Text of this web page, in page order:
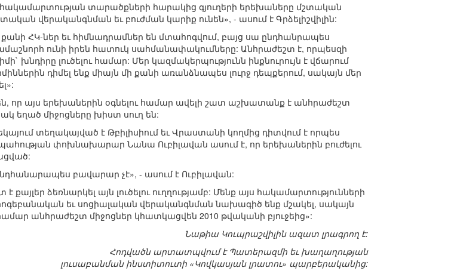
տարածքների հարակից գյուղերի երեխաները մշտական
վերականգնման եւ բուժման կարիք ունեն», - ասում է Գրձելիշվիլին:
ՀԿ-ներ եւ հիմնադրամներ են մտահոգվում, բայց սա ընդհանրապես
ունի իրեն հատուկ սահմանափակումները: Անհրաժեշտ է, որպեսզի
խնդիրը լուծելու համար: Մեր կազմակերպությունն ինքնուրույն է վճարում
դիմել ենք միայն մի քանի առանձնապես լուրջ դեպքերում, սակայն մեր
որ այս երեխաներին օգնելու համար ավելի շատ աշխատանք է անհրաժեշտ
եղած միջոցները խիստ սուղ են:
տեղակայված է Թբիլիսիում եւ Վրաստանի կողմից դիտվում է որպես
փոխնախարար Նանա Ուբիլավան ասում է, որ երեխաներին բուժելու
բավարար չէ», - ասում է Ուբիլավան:
ձեռնարկել այն լուծելու ուղղությամբ: Մենք այս հակամարտությունների
եւ սոցիալական վերականգնման նախագիծ ենք մշակել, սակայն
անհրաժեշտ միջոցներ կհատկացվեն 2010 թվականի բյուջեից»:
Նաթիա Կուպրաշվիլին ազատ լրագրող է:
Հոդվածն արտատպվում է Պատերազմի եւ խաղաղության
լուսաբանման ինստիտուտի «Կովկասյան լրատու» պարբերականից: